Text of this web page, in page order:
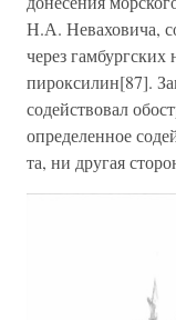
Н.А. Неваховича,
через
пироксилин[87].
содействовал
определенное
та, ни другая